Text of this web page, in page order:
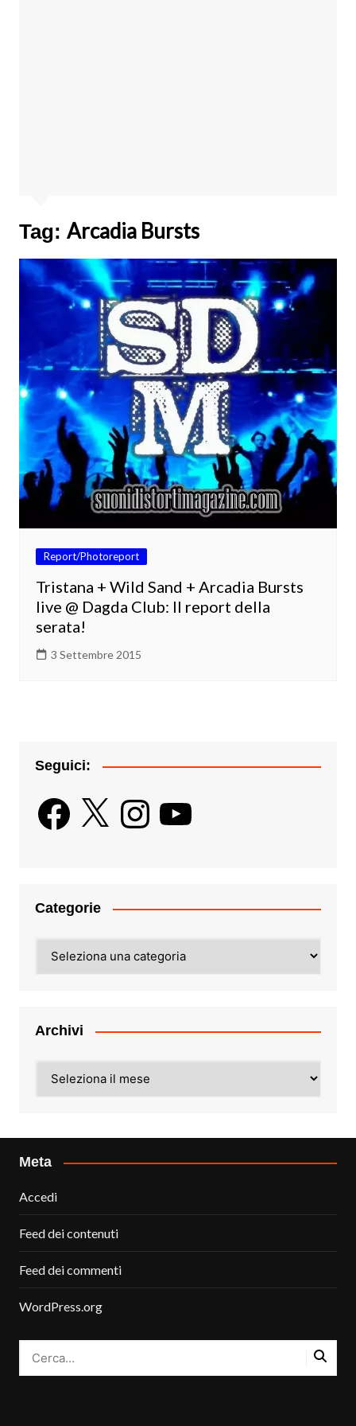
Tag: Arcadia Bursts
Report/Photoreport
Tristana + Wild Sand + Arcadia Bursts
live @ Dagda Club: Il report della
serata!
3 Settembre 2015
Seguici:
Facebook
X InstagramYouTube
Categorie
Archivi
Meta
Accedi
Feed dei contenuti
Feed dei commenti
WordPress.org